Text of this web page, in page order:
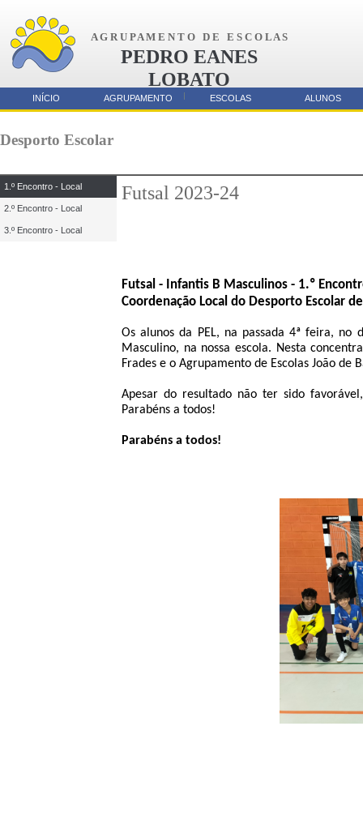
A G R U P A M E N T O D E E S C O L A S
PEDRO EANES
LOBATO
AMORA
Futsal 2023-24
Futsal - Infantis B Masculinos - 1.º
Coordenação Local do Desporto Escolar de
Os alunos da PEL, na passada 4ª feira,
Masculino, na nossa escola. Nesta
Frades e o Agrupamento de Escolas João
Apesar do resultado não ter sido
Parabéns a todos!
Parabéns a todos!
Parcerias
Desporto Escolar
1.º Encontro - Local
2.º Encontro - Local
3.º Encontro - Local
INÍCIO AGRUPAMENTO ESCOLAS ALUNOS